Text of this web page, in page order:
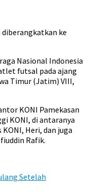
ke
Nasional Indonesia
futsal pada ajang
Timur (Jatim) VIII,
KONI Pamekasan
KONI, di antaranya
Heri, dan juga
Rafik.
Setelah